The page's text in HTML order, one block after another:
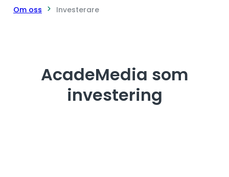
Om oss Investerare
AcadeMedia som
investering